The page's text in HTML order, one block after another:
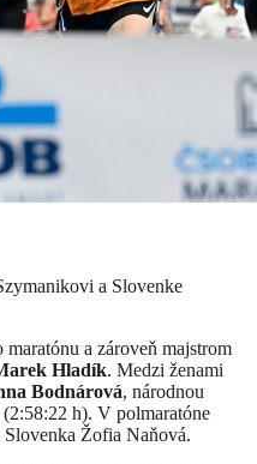
a Slovenke
a zároveň majstrom
Hladík. Medzi ženami
Bodnárová, národnou
h). V polmaratóne
Žofia Naňová.